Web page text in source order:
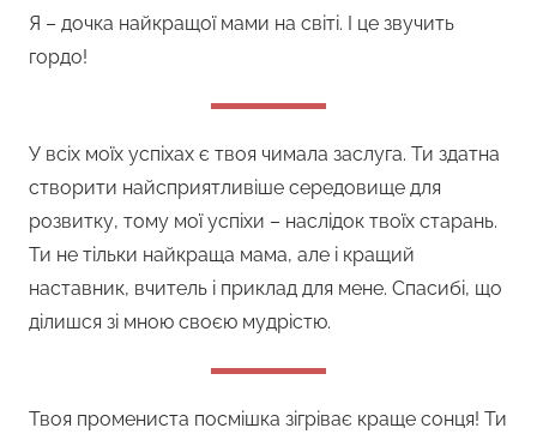
Я – дочка найкращої мами на світі. І це звучить
гордо!
У всіх моїх успіхах є твоя чимала заслуга. Ти здатна
створити найсприятливіше середовище для
розвитку, тому мої успіхи – наслідок твоїх старань.
Ти не тільки найкраща мама, але і кращий
наставник, вчитель і приклад для мене. Спасибі, що
ділишся зі мною своєю мудрістю.
Твоя промениста посмішка зігріває краще сонця! Ти